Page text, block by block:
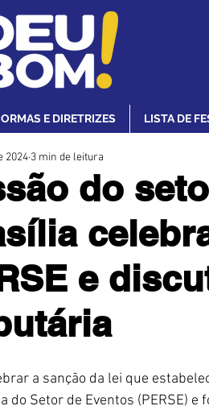
E DIRETRIZES LISTA DE
do
e
2024 3 min de leitura
a sanção da lei que
do Setor de Eventos (PERSE)